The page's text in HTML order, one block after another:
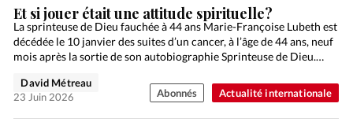
Actualité internationale
Et si jouer était une attitude spirituelle?
La sprinteuse de Dieu fauchée à 44 ans Marie-Françoise Lubeth est
décédée le 10 janvier des suites d’un cancer, à l’âge de 44 ans, neuf
mois après la sortie de son autobiographie Sprinteuse de Dieu.…
David Métreau
23 Juin 2026
Abonnés